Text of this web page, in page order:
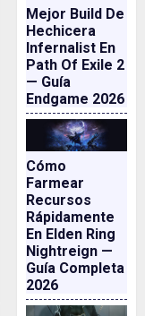
Mejor Build De
Hechicera
Infernalist En
Path Of Exile 2
— Guía
Endgame 2026
Cómo
Farmear
Recursos
Rápidamente
En Elden Ring
Nightreign —
Guía Completa
2026